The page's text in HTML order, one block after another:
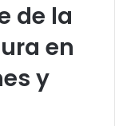
de la
en
y